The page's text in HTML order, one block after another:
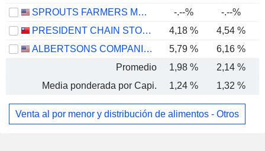
SPROUTS FARMERS MARKET, INC.
-.--% -.--%
PRESIDENT CHAIN STORE CORPORATION
4,18 % 4,54 %
ALBERTSONS COMPANIES, INC.
5,79 % 6,16 %
Promedio
1,98 % 2,14 %
Media ponderada por Capi.
1,24 % 1,32 %
Venta al por menor y distribución de alimentos - Otros